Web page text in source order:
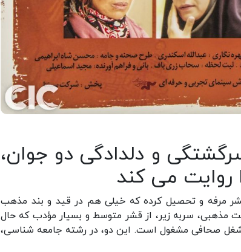
و دلدادگی دو جوان،
روایت می کند
مرفه و تحصیل کرده که خیلی هم در قید و بند مذهب
مذهبی، سربه زیر، از قشر متوسط و بسیار مؤدب که حال
صحافی مشغول است. این دو، در رشته جامعه شناسی،